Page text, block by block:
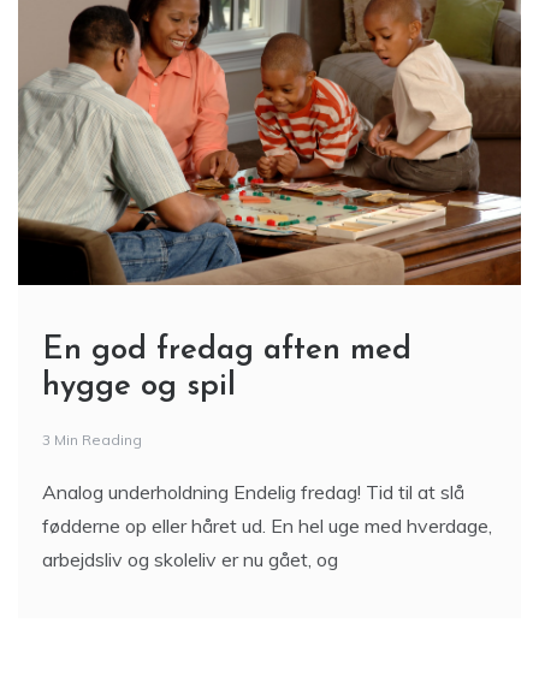
En god fredag aften med
hygge og spil
3 Min Reading
Analog underholdning Endelig fredag! Tid til at slå
fødderne op eller håret ud. En hel uge med hverdage,
arbejdsliv og skoleliv er nu gået, og